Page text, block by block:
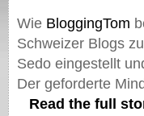
Wie BloggingTom
Schweizer Blogs
Sedo eingestellt
Der geforderte
Read the full